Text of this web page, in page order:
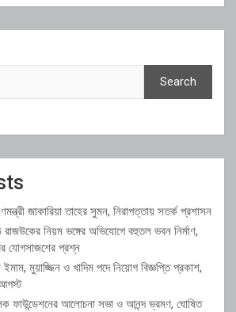
Search
জাকারিয়া তাহের সুমন, নিরাপত্তায় সতর্ক প্রশাসন
নিয়ম ভঙ্গের অভিযোগে বহুতল ভবন নির্মাণ,
যোগসাজশের প্রশ্ন
মুয়াজ্জিন ও খাদিম পদে নিয়োগ বিজ্ঞপ্তি প্রকাশ,
ফাউন্ডেশনের আলোচনা সভা ও আনন্দ ভ্রমণ, ঘোষিত